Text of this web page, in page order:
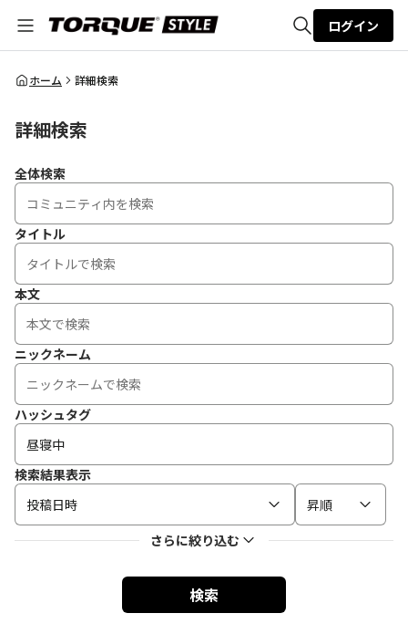
全体検索
ログイン
ホーム 詳細検索
詳細検索
全体検索
タイトル
本文
ニックネーム
ハッシュタグ
検索結果表示
投稿日時
昇順
さらに絞り込む
検索